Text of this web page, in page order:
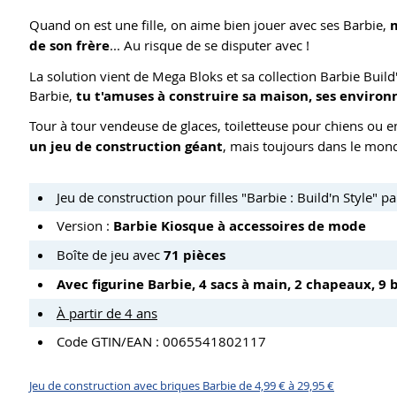
Quand on est une fille, on aime bien jouer avec ses Barbie,
de son frère... Au risque de se disputer avec !
La solution vient de Mega Bloks et sa collection Barbie
Barbie, tu t'amuses à construire sa maison, ses
Tour à tour vendeuse de glaces, toiletteuse pour chiens ou
un jeu de construction géant, mais toujours dans le
Jeu de construction pour filles "Barbie : Build'n Style"
Version : Barbie Kiosque à accessoires de mode
Boîte de jeu avec 71 pièces
Avec figurine Barbie, 4 sacs à main, 2 chapeaux, 9
À partir de 4 ans
Code GTIN/EAN : 0065541802117
Jeu de construction avec briques Barbie de 4,99 € à 29,95 €